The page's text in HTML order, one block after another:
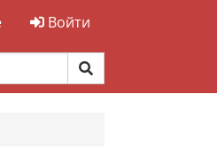
Войти